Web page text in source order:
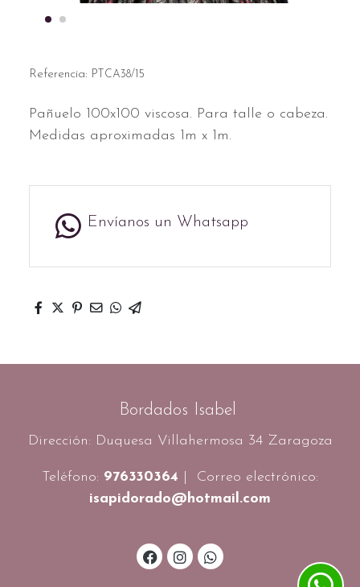
Referencia: PTCA38/15
Pañuelo 100x100 viscosa. Para talle o cabeza.
Medidas aproximadas 1m x 1m.
Envíanos un Whatsapp
Bordados Isabel
Dirección: Duquesa Villahermosa 34 Zaragoza
Teléfono: 976330364 | Correo electrónico:
isapidorado@hotmail.com